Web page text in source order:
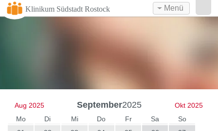
Klinikum Südstadt Rostock Menü
Aug 2025 September2025
Okt 2025
Mo
Di Mi Do Fr Sa
So